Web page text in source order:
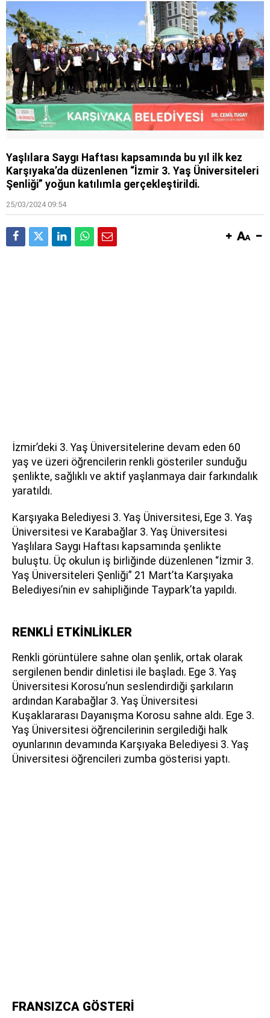
Yaşlılara Saygı Haftası kapsamında bu yıl ilk kez
Karşıyaka’da düzenlenen “İzmir 3. Yaş Üniversiteleri
Şenliği” yoğun katılımla gerçekleştirildi.
25/03/2024 09:54
İzmir’deki 3. Yaş Üniversitelerine devam eden 60
yaş ve üzeri öğrencilerin renkli gösteriler sunduğu
şenlikte, sağlıklı ve aktif yaşlanmaya dair farkındalık
yaratıldı.
Karşıyaka Belediyesi 3. Yaş Üniversitesi, Ege 3. Yaş
Üniversitesi ve Karabağlar 3. Yaş Üniversitesi
Yaşlılara Saygı Haftası kapsamında şenlikte
buluştu. Üç okulun iş birliğinde düzenlenen “İzmir 3.
Yaş Üniversiteleri Şenliği” 21 Mart’ta Karşıyaka
Belediyesi’nin ev sahipliğinde Taypark’ta yapıldı.
RENKLİ ETKİNLİKLER
Renkli görüntülere sahne olan şenlik, ortak olarak
sergilenen bendir dinletisi ile başladı. Ege 3. Yaş
Üniversitesi Korosu’nun seslendirdiği şarkıların
ardından Karabağlar 3. Yaş Üniversitesi
Kuşaklararası Dayanışma Korosu sahne aldı. Ege 3.
Yaş Üniversitesi öğrencilerinin sergilediği halk
oyunlarının devamında Karşıyaka Belediyesi 3. Yaş
Üniversitesi öğrencileri zumba gösterisi yaptı.
FRANSIZCA GÖSTERİ